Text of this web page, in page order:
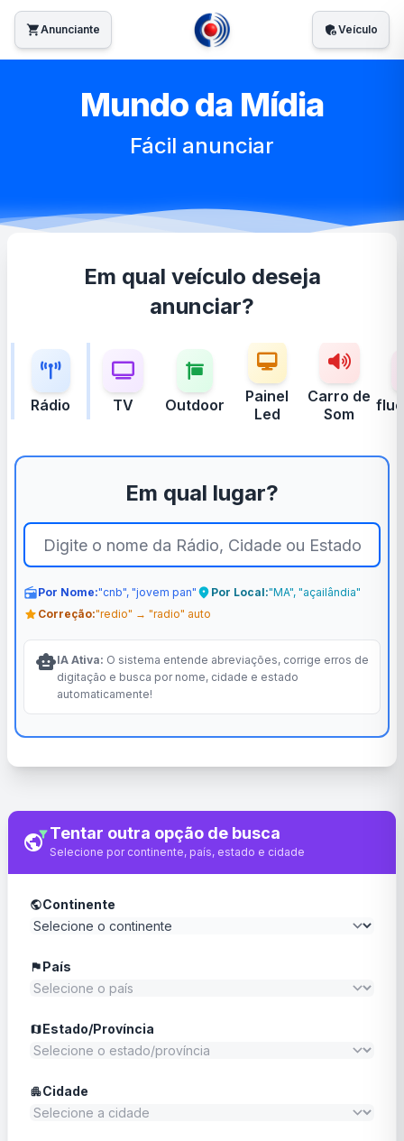
shopping_cartAnunciante admin_panel_settingsVeículo
Mundo da Mídia
Fácil anunciar
Em qual veículo deseja
anunciar?
Rádio TV Outdoor
Painel
Led
Carro de
Som
Em qual lugar?
radioPor Nome:"cnb", "jovem pan" location_on Por Local:"MA", "açailândia"
star Correção:"redio" → "radio" auto
smart_toyIA Ativa: O sistema entende abreviações, corrige erros de
digitação e busca por nome, cidade e estado
automaticamente!
publicfilter_alt Tentar outra opção de busca
Selecione por continente, país, estado e cidade
publicContinente
flag País
mapEstado/Província
apartmentCidade